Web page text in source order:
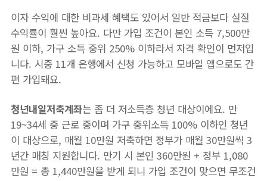
이자 수익에 대한 비과세 혜택도 있어서 일반 적금보다 실질
수익률이 훨씬 높아요. 다만 가입 조건이 본인 소득 7,500만
원 이하, 가구 소득 중위 250% 이하라서 자격 확인이 먼저입
니다. 시중 11개 은행에서 신청 가능하고 모바일 앱으로도 간
편 가입돼요.
청년내일저축계좌는 좀 더 저소득층 청년 대상이에요. 만
19~34세 중 근로 중이며 가구 중위소득 100% 이하인 청년
이 대상으로, 매월 10만원 저축하면 정부가 매월 30만원씩 3
년간 매칭 지원합니다. 만기 시 본인 360만원 + 정부 1,080
만원 = 총 1,440만원을 받게 되니 가입 조건이 맞으면 무조건